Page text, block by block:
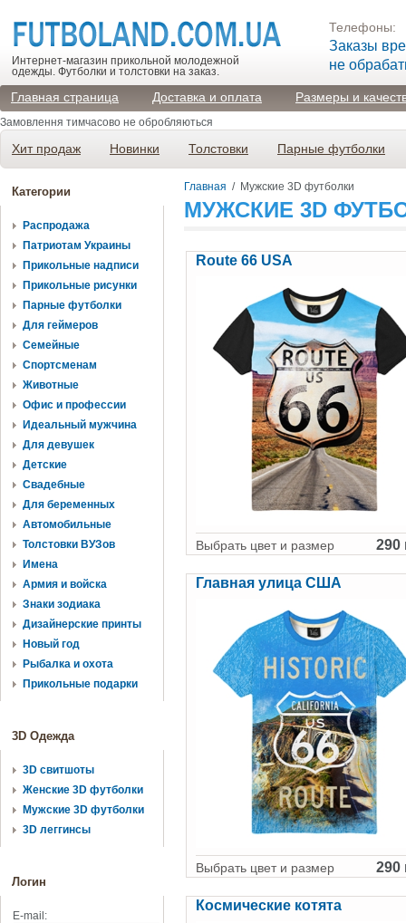
Интернет-магазин прикольной молодежной
одежды. Футболки и толстовки на заказ.
Телефоны:
Заказы
не
Главная страница Доставка и оплата Размеры и
Замовлення тимчасово не обробляються
Хит продаж Новинки Толстовки Парные футболки
Категории
Распродажа
Патриотам Украины
Прикольные надписи
Прикольные рисунки
Парные футболки
Для геймеров
Семейные
Спортсменам
Животные
Офис и профессии
Идеальный мужчина
Для девушек
Детские
Свадебные
Для беременных
Автомобильные
Толстовки ВУЗов
Имена
Армия и войска
Знаки зодиака
Дизайнерские принты
Новый год
Рыбалка и охота
Прикольные подарки
3D Одежда
3D свитшоты
Женские 3D футболки
Мужские 3D футболки
3D леггинсы
Логин
E-mail:
Главная / Мужские 3D футболки
МУЖСКИЕ 3D
Route 66 USA
Выбрать цвет и размер 290
Главная улица США
Выбрать цвет и размер 290
Космические котята